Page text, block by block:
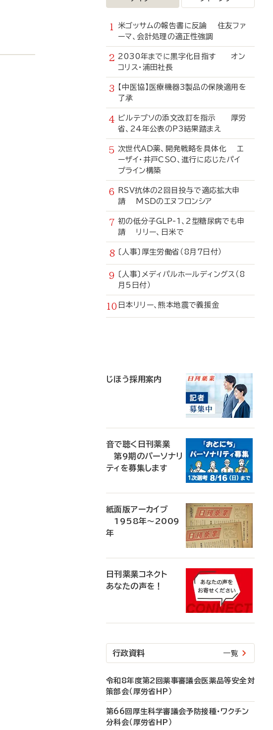
米ゴッサムの報告書に反論 住友ファ
ーマ、会計処理の適正性強調
2030年までに黒字化目指す オン
コリス・浦田社長
【中医協】医療機器3製品の保険適用を
了承
ビルテプソの添文改訂を指示 厚労
省、24年公表のP3結果踏まえ
次世代AD薬、開発戦略を具体化 エ
ーザイ・井戸CSO、進行に応じたパイ
プライン構築
RSV抗体の2回目投与で適応拡大申
請 MSDのエヌフロンシア
初の低分子GLP-1、2型糖尿病でも申
請 リリー、日米で
〔人事〕厚生労働省（8月7日付）
〔人事〕メディパルホールディングス（8
月5日付）
日本リリー、熊本地震で義援金
じほう採用案内
音で聴く日刊薬業
第9期のパーソナリ
ティを募集します
紙面版アーカイブ
1958年～2009
年
日刊薬業コネクト
あなたの声を！
行政資料 一覧
令和8年度第2回薬事審議会医薬品等安全対
策部会（厚労省HP）
第66回厚生科学審議会予防接種・ワクチン
分科会（厚労省HP）